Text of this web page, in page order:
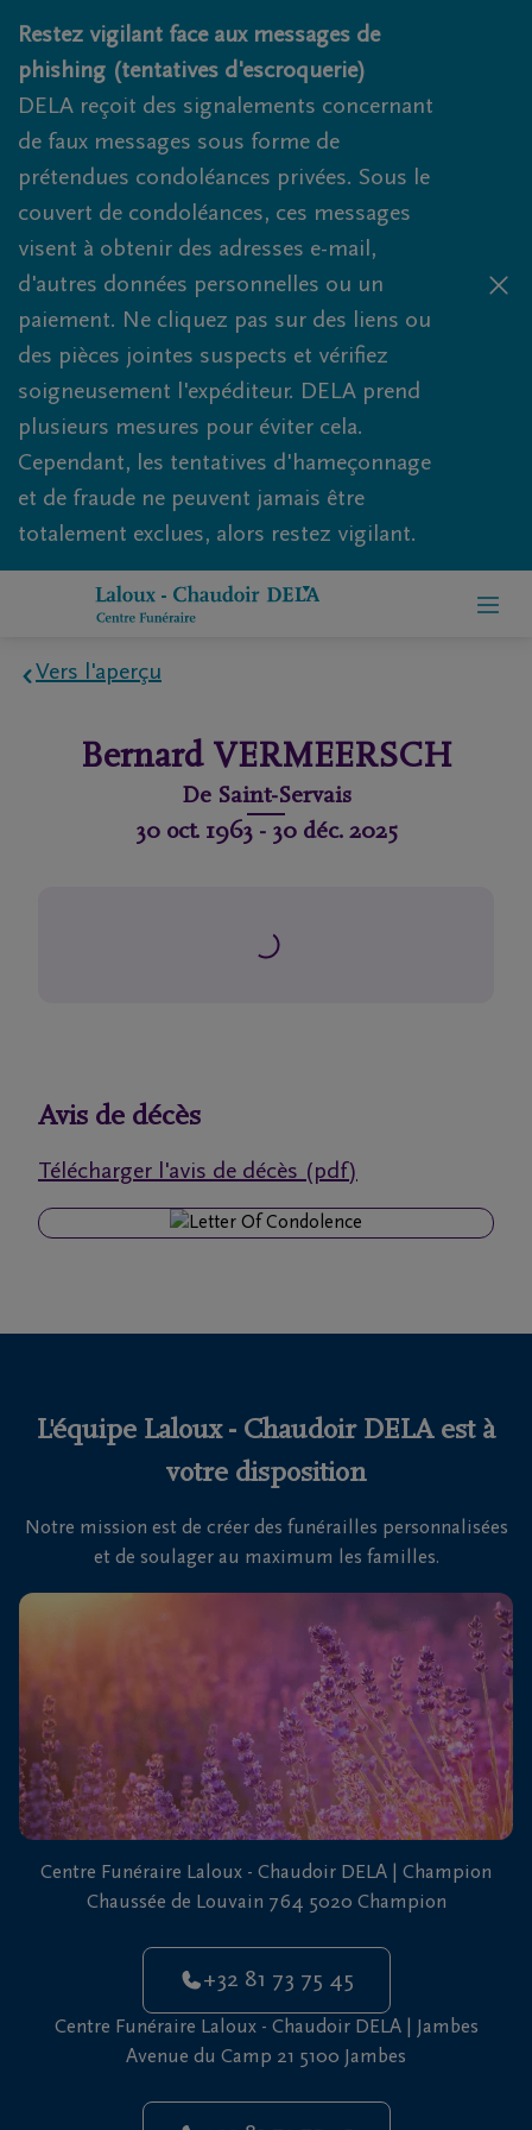
Obituaries.breadcrumbs.SkipLink
Restez vigilant face aux messages de
phishing (tentatives d'escroquerie)
DELA reçoit des signalements concernant
de faux messages sous forme de
prétendues condoléances privées. Sous le
couvert de condoléances, ces messages
visent à obtenir des adresses e-mail,
d'autres données personnelles ou un
paiement. Ne cliquez pas sur des liens ou
des pièces jointes suspects et vérifiez
soigneusement l'expéditeur. DELA prend
plusieurs mesures pour éviter cela.
Cependant, les tentatives d'hameçonnage
et de fraude ne peuvent jamais être
totalement exclues, alors restez vigilant.
de
funéraires
fréquemment
Nous
sommes
là pour
75
45
Vers l'aperçu
Bernard VERMEERSCH
De Saint-Servais
30 oct. 1963- 30 déc. 2025
Avis de décès
Télécharger l'avis de décès (pdf)
L'équipe Laloux - Chaudoir DELA est à
votre disposition
Notre mission est de créer des funérailles personnalisées
et de soulager au maximum les familles.
Centre Funéraire Laloux - Chaudoir DELA | Champion
Chaussée de Louvain 764 5020 Champion
+32 81 73 75 45
Centre Funéraire Laloux - Chaudoir DELA | Jambes
Avenue du Camp 21 5100 Jambes